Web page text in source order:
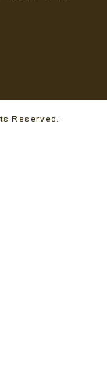
Reserved.